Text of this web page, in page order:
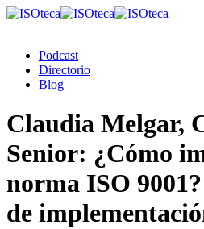
Podcast
Directorio
Blog
Claudia Melgar,
Senior: ¿Cómo
norma ISO
de